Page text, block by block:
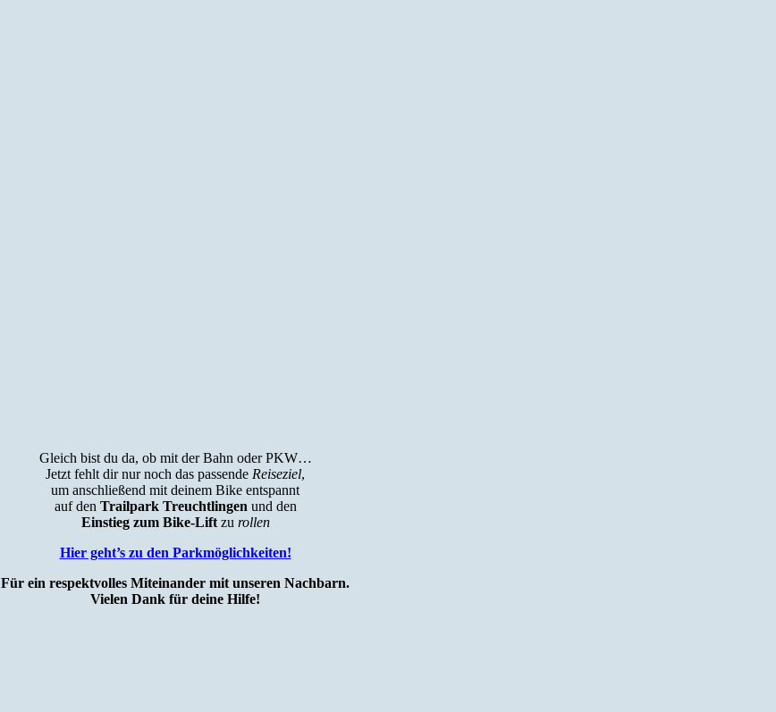
Gleich bist du da, ob mit der Bahn oder PKW…
Jetzt fehlt dir nur noch das passende Reiseziel,
um anschließend mit deinem Bike entspannt
auf den Trailpark Treuchtlingen und den
Einstieg zum Bike-Liftzu rollen
Hier geht’s zu den Parkmöglichkeiten!
Für ein respektvolles Miteinander mit unseren Nachbarn.
Vielen Dank für deine Hilfe!